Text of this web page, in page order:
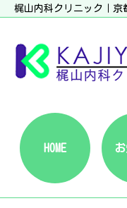
梶山内科クリニック｜京
HOME